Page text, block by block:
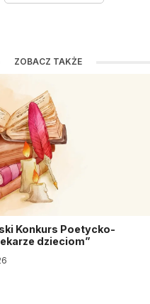
ZOBACZ TAKŻE
Konkurs Poetycko-
dzieciom”